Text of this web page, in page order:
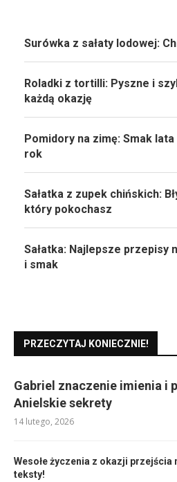
Surówka z sałaty lodowej:
Roladki z tortilli: Pyszne i
każdą okazję
Pomidory na zimę: Smak lata
rok
Sałatka z zupek chińskich:
który pokochasz
Sałatka: Najlepsze przepisy
i smak
PRZECZYTAJ KONIECZNIE!
Gabriel znaczenie imienia i
Anielskie sekrety
14 lutego, 2026
Wesołe życzenia z okazji
teksty!